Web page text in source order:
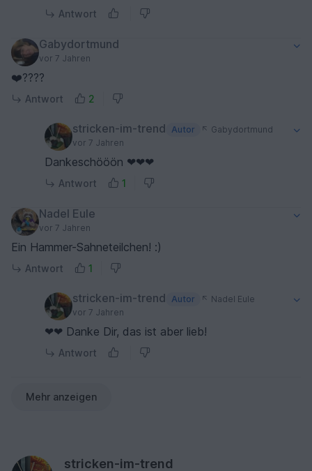
Antwort
Gabydortmund
vor 7 Jahren
❤️????
Antwort 2
stricken-im-trend Autor
Gabydortmund
vor 7 Jahren
Dankeschööön ❤❤❤
Antwort 1
Nadel Eule
vor 7 Jahren
Ein Hammer-Sahneteilchen! :)
Antwort 1
stricken-im-trend Autor
Nadel Eule
vor 7 Jahren
❤❤ Danke Dir, das ist aber lieb!
Antwort
Mehr anzeigen
stricken-im-trend